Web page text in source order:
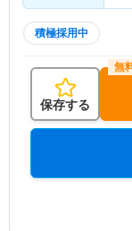
積極採用中
保存する